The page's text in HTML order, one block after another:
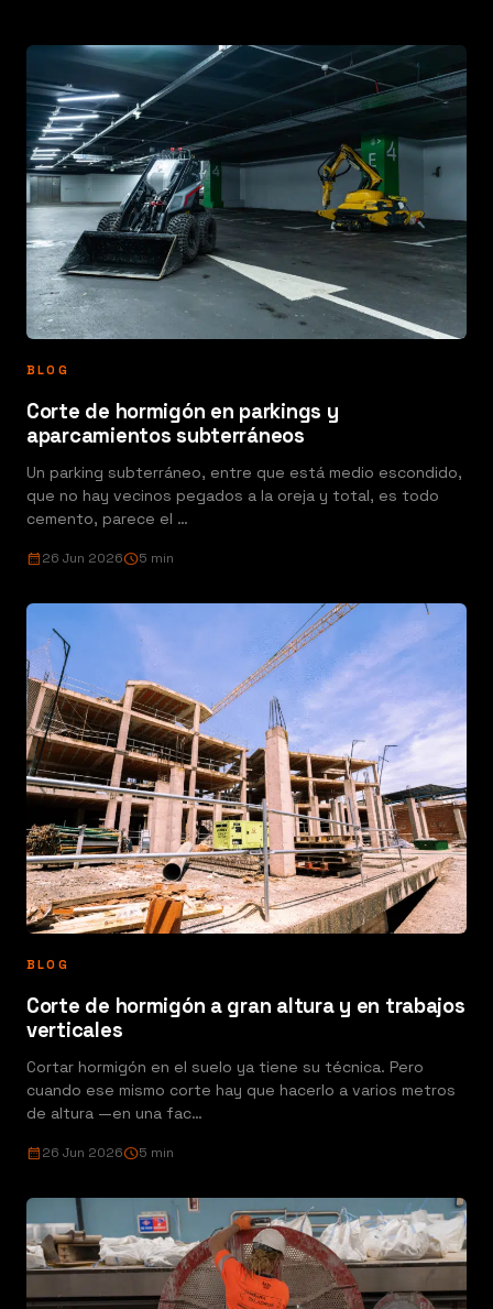
BLOG
Corte de hormigón en parkings y
aparcamientos subterráneos
Un parking subterráneo, entre que está medio escondido,
que no hay vecinos pegados a la oreja y total, es todo
cemento, parece el …
calendar_month26 Jun 2026schedule5 min
BLOG
Corte de hormigón a gran altura y en trabajos
verticales
Cortar hormigón en el suelo ya tiene su técnica. Pero
cuando ese mismo corte hay que hacerlo a varios metros
de altura —en una fac…
calendar_month26 Jun 2026schedule5 min